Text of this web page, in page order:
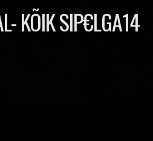
KÕIK SIP€LGA14